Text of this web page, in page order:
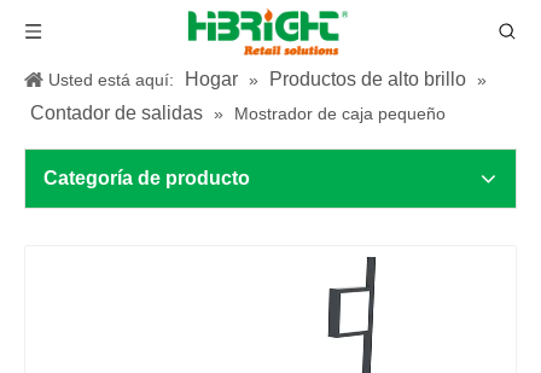
Usted está aquí: Hogar » Productos de alto brillo »
Contador de salidas » Mostrador de caja pequeño
Categoría de producto